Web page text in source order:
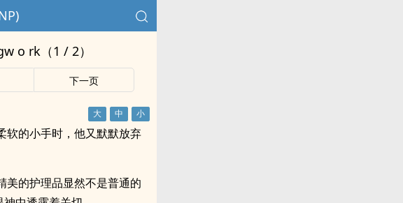
o rk（1 / 2）
下一页
软的小手时，他又默默放弃
美的护理品显然不是普通的